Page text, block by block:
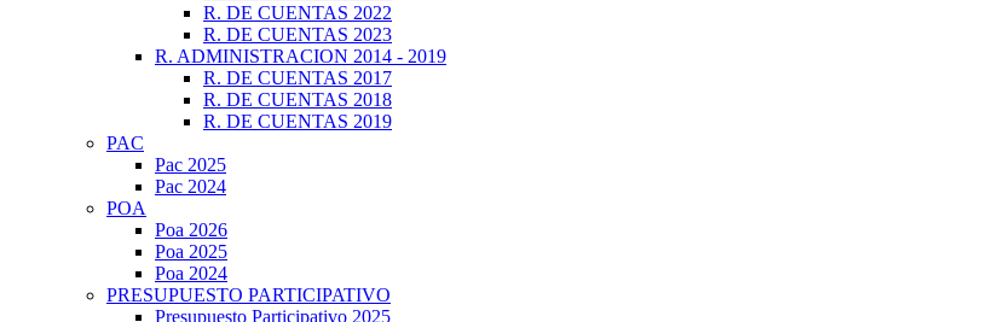
R. DE CUENTAS 2022
R. DE CUENTAS 2023
R. ADMINISTRACION 2014 - 2019
R. DE CUENTAS 2017
R. DE CUENTAS 2018
R. DE CUENTAS 2019
PAC
Pac 2025
Pac 2024
POA
Poa 2026
Poa 2025
Poa 2024
PRESUPUESTO PARTICIPATIVO
Presupuesto Participativo 2025